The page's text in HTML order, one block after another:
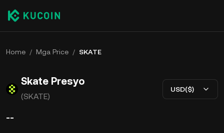
Home / Mga Price / SKATE
Skate Presyo
(SKATE)
USD($)
--